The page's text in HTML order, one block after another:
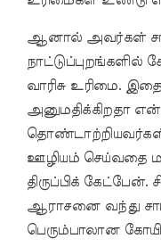
ஆனால் அவர்கள்
வாரிசு உரிமை.
அனுமதிக்கிறதா
தொண்டாற்றியவர்கள்
ஊழியம் செய்வதை
திருப்பிக்
ஆராசனை வந்து
பெரும்பாலான